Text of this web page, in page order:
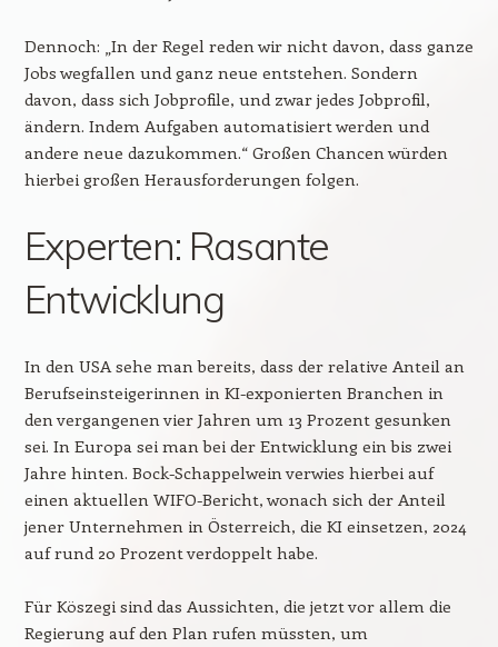
Dennoch: „In der Regel reden wir nicht davon, dass ganze
Jobs wegfallen und ganz neue entstehen. Sondern
davon, dass sich Jobprofile, und zwar jedes Jobprofil,
ändern. Indem Aufgaben automatisiert werden und
andere neue dazukommen.“ Großen Chancen würden
hierbei großen Herausforderungen folgen.
Experten: Rasante
Entwicklung
In den USA sehe man bereits, dass der relative Anteil an
Berufseinsteigerinnen in KI-exponierten Branchen in
den vergangenen vier Jahren um 13 Prozent gesunken
sei. In Europa sei man bei der Entwicklung ein bis zwei
Jahre hinten. Bock-Schappelwein verwies hierbei auf
einen aktuellen WIFO-Bericht, wonach sich der Anteil
jener Unternehmen in Österreich, die KI einsetzen, 2024
auf rund 20 Prozent verdoppelt habe.
Für Köszegi sind das Aussichten, die jetzt vor allem die
Regierung auf den Plan rufen müssten, um